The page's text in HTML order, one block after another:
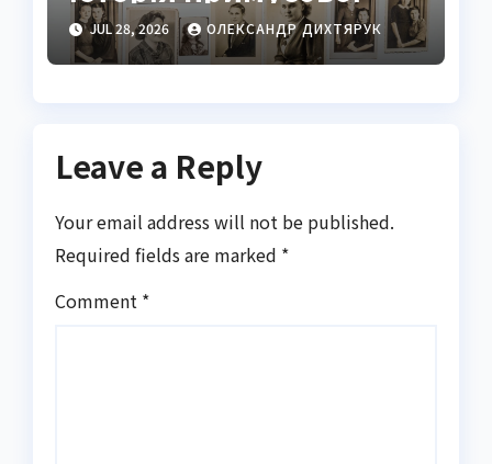
праці українців
JUL 28, 2026 ОЛЕКСАНДР ДИХТЯРУК
Leave a Reply
Your email address will not be published.
Required fields are marked *
Comment *